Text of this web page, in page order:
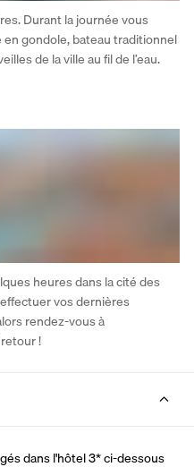
Durant la journée vous
gondole, bateau traditionnel
de la ville au fil de l’eau.
heures dans la cité des
vos dernières
rendez-vous à
!
dans l'hôtel 3* ci-dessous